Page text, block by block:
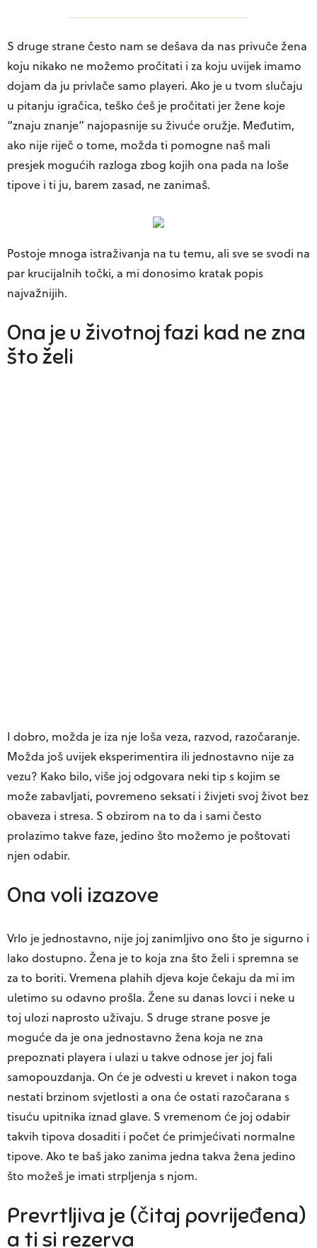
S druge strane često nam se dešava da nas privuče žena
koju nikako ne možemo pročitati i za koju uvijek imamo
dojam da ju privlače samo playeri. Ako je u tvom slučaju
u pitanju igračica, teško ćeš je pročitati jer žene koje
“znaju znanje” najopasnije su živuće oružje. Međutim,
ako nije riječ o tome, možda ti pomogne naš mali
presjek mogućih razloga zbog kojih ona pada na loše
tipove i ti ju, barem zasad, ne zanimaš.
Postoje mnoga istraživanja na tu temu, ali sve se svodi na
par krucijalnih točki, a mi donosimo kratak popis
najvažnijih.
Ona je u životnoj fazi kad ne zna
što želi
I dobro, možda je iza nje loša veza, razvod, razočaranje.
Možda još uvijek eksperimentira ili jednostavno nije za
vezu? Kako bilo, više joj odgovara neki tip s kojim se
može zabavljati, povremeno seksati i živjeti svoj život bez
obaveza i stresa. S obzirom na to da i sami često
prolazimo takve faze, jedino što možemo je poštovati
njen odabir.
Ona voli izazove
Vrlo je jednostavno, nije joj zanimljivo ono što je sigurno i
lako dostupno. Žena je to koja zna što želi i spremna se
za to boriti. Vremena plahih djeva koje čekaju da mi im
uletimo su odavno prošla. Žene su danas lovci i neke u
toj ulozi naprosto uživaju. S druge strane posve je
moguće da je ona jednostavno žena koja ne zna
prepoznati playera i ulazi u takve odnose jer joj fali
samopouzdanja. On će je odvesti u krevet i nakon toga
nestati brzinom svjetlosti a ona će ostati razočarana s
tisuću upitnika iznad glave. S vremenom će joj odabir
takvih tipova dosaditi i počet će primjećivati normalne
tipove. Ako te baš jako zanima jedna takva žena jedino
što možeš je imati strpljenja s njom.
Prevrtljiva je (čitaj povrijeđena)
a ti si rezerva